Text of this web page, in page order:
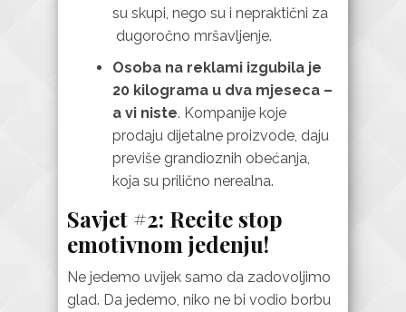
su skupi, nego su i nepraktični za
dugoročno mršavljenje.
Osoba na reklami izgubila je
20 kilograma u dva mjeseca –
a vi niste. Kompanije koje
prodaju dijetalne proizvode, daju
previše grandioznih obećanja,
koja su prilično nerealna.
Savjet #2: Recite stop
emotivnom jedenju!
Ne jedemo uvijek samo da zadovoljimo
glad. Da jedemo, niko ne bi vodio borbu